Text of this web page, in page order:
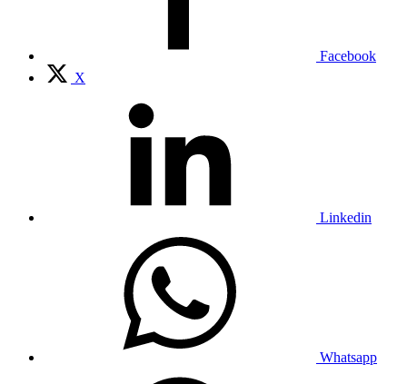
Facebook
X
Linkedin
Whatsapp